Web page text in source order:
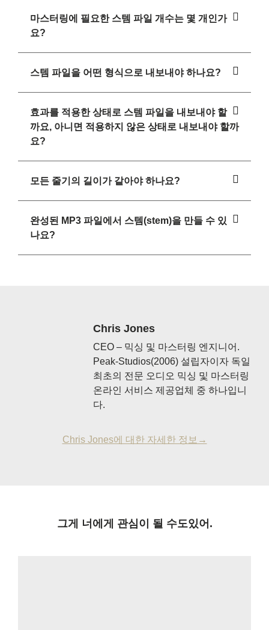
마스터링에 필요한 스템 파일 개수는 몇 개인가
요?
스템 파일을 어떤 형식으로 내보내야 하나요?
효과를 적용한 상태로 스템 파일을 내보내야 할
까요, 아니면 적용하지 않은 상태로 내보내야 할까
요?
모든 줄기의 길이가 같아야 하나요?
완성된 MP3 파일에서 스템(stem)을 만들 수 있
나요?
Chris Jones
CEO – 믹싱 및 마스터링 엔지니어.
Peak-Studios(2006) 설립자이자 독일
최초의 전문 오디오 믹싱 및 마스터링
온라인 서비스 제공업체 중 하나입니
다.
Chris Jones에 대한 자세한 정보→
그게 너에게 관심이 될 수도있어.